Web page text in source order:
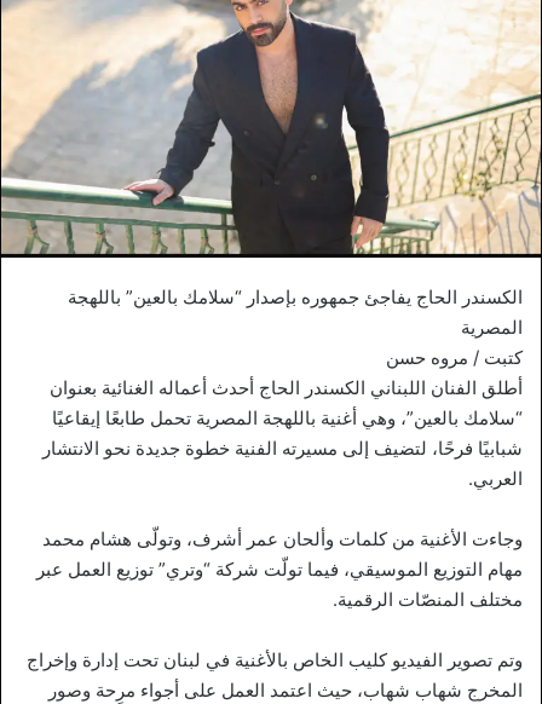
الكسندر الحاج يفاجئ جمهوره بإصدار “سلامك بالعين” باللهجة
المصرية
كتبت / مروه حسن
أطلق الفنان اللبناني الكسندر الحاج أحدث أعماله الغنائية بعنوان
“سلامك بالعين”، وهي أغنية باللهجة المصرية تحمل طابعًا إيقاعيًا
شبابيًا فرحًا، لتضيف إلى مسيرته الفنية خطوة جديدة نحو الانتشار
العربي.
وجاءت الأغنية من كلمات وألحان عمر أشرف، وتولّى هشام محمد
مهام التوزيع الموسيقي، فيما تولّت شركة “وتري” توزيع العمل عبر
مختلف المنصّات الرقمية.
وتم تصوير الفيديو كليب الخاص بالأغنية في لبنان تحت إدارة وإخراج
المخرج شهاب شهاب، حيث اعتمد العمل على أجواء مرِحة وصور